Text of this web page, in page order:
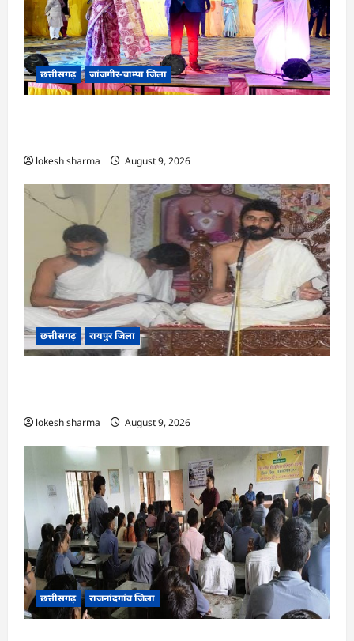
छत्तीसगढ़ जांजगीर-चाम्पा जिला
lokesh sharma August 9, 2026
छत्तीसगढ़ रायपुर जिला
lokesh sharma August 9, 2026
छत्तीसगढ़ राजनांदगांव जिला